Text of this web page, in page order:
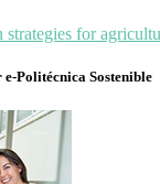
for
Politécnica Sostenible